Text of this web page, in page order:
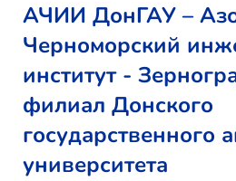
АЧИИ ДонГАУ –
Черноморский
институт -
филиал Донского
государственного
университета